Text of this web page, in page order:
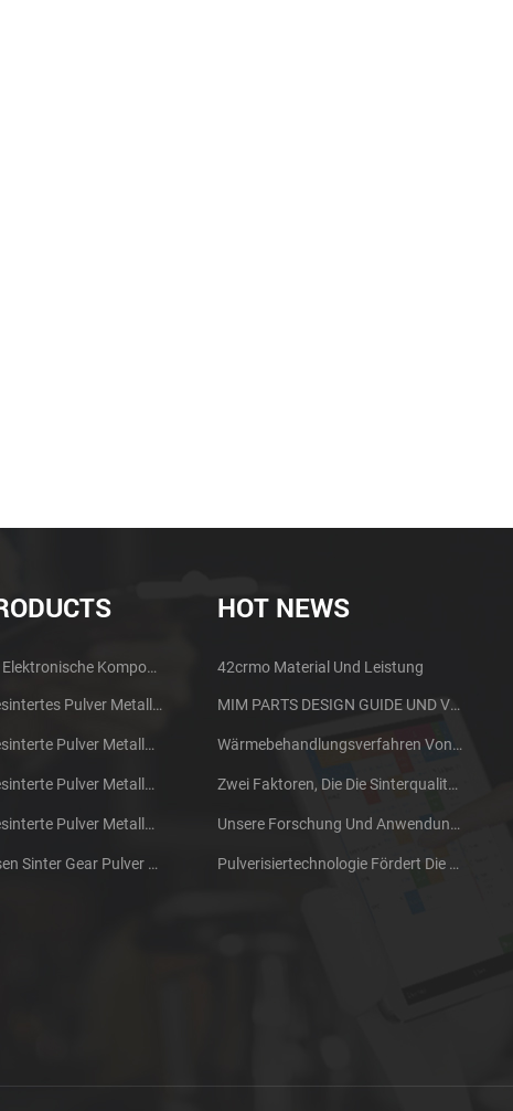
Sintern MIM Elektronische Komponenten Kopfhörer Shell Metall Teile
Edelstahl Gesintertes Pulver Metallurgie Mechanische Messing Getriebe
Edelstahl Gesinterte Pulver Metallurgie Metall Zahnräder
Edelstahl Gesinterte Pulver Metallurgie Metall Zahnräder
Edelstahl Gesinterte Pulver Metallurgie Mechanische Zahnradring
Edelstahl Eisen Sinter Gear Pulver Metallurgie Teile
HOT NEWS
42crmo Material Und Leistung
MIM PARTS DESIGN GUIDE UND VORTEILE
Wärmebehandlungsverfahren Von Pulvermetallurgie Metall
Zwei Faktoren, Die Die Sinterqualität Von Pulvermetallurgieprodukten Beeinflussen
Unsere Forschung Und Anwendung Von Großen Metallspritzgussteilen
Pulverisiertechnologie Fördert Die Entwicklung Des Metallpulver-Spritzgießverfahrens